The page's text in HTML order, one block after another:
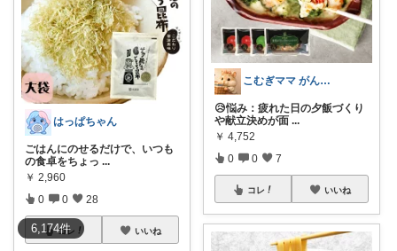
6,174件
はっぱちゃん
ごはんにのせるだけで、いつも
の食卓をちょっ ...
￥ 2,960
0 0 28
コレ いいね
こむぎママ がんばりすぎるママを救う
😥悩み：疲れた日の夕飯づくり
や献立決めが面 ...
￥ 4,752
0 0 7
コレ いいね